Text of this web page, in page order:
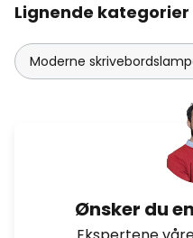
Lignende kategorier
Moderne
Ønsker du